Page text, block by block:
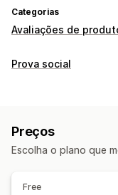
Categorias
Avaliações de
Opções de
Esquema de grelha
Principais avaliações
Prova social
Opções de
Preços
Escolha o plano que
Free